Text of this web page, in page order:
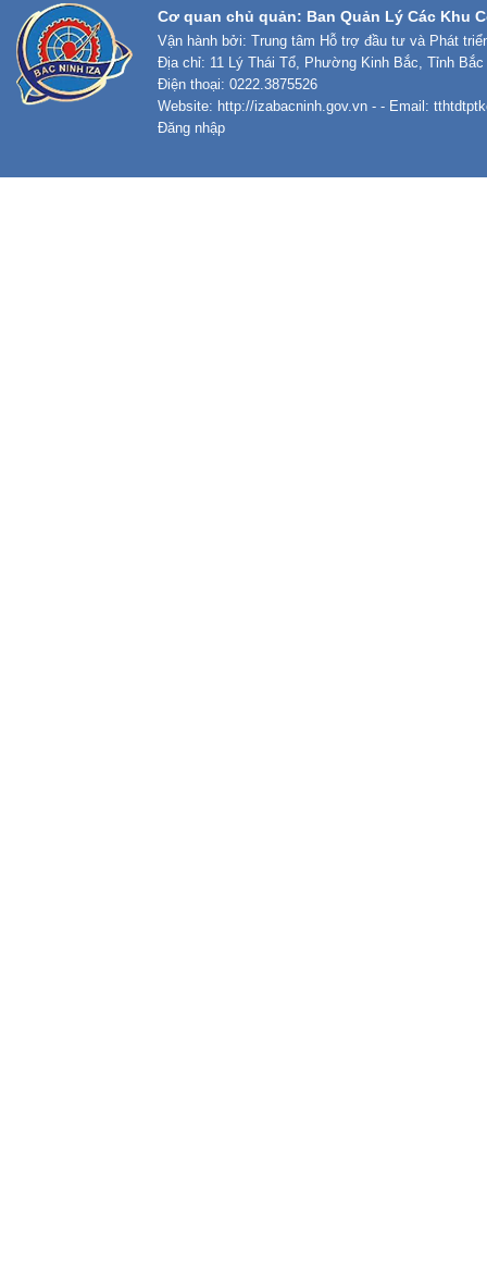
Cơ quan chủ quản: Ban Quản Lý Các Khu
Vận hành bởi: Trung tâm Hỗ trợ đầu tư và Phát
Địa chỉ: 11 Lý Thái Tổ, Phường Kinh Bắc, Tỉnh Bắc
Điện thoại: 0222.3875526
Website: http://izabacninh.gov.vn - - Email:
Đăng nhập